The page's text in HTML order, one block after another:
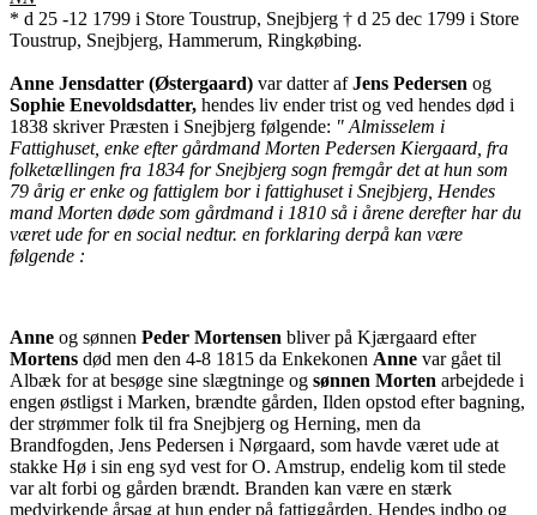
* d 25 -12 1799 i Store Toustrup, Snejbjerg † d 25 dec 1799 i Store
Toustrup, Snejbjerg, Hammerum, Ringkøbing.
Anne Jensdatter (Østergaard) var datter afJens Pedersen og
Sophie Enevoldsdatter, hendes liv ender trist og ved hendes død i
1838 skriver Præsten i Snejbjerg følgende: " Almisselem i
Fattighuset, enke efter gårdmand Morten Pedersen Kiergaard, fra
folketællingen fra 1834 for Snejbjerg sogn fremgår det at hun som
79 årig er enke og fattiglem bor i fattighuset i Snejbjerg, Hendes
mand Morten døde som gårdmand i 1810 så i årene derefter har du
været ude for en social nedtur. en forklaring derpå kan være
følgende :
Anne og sønnen Peder Mortensen bliver på Kjærgaard efter
Mortens død men den 4-8 1815 da Enkekonen Anne var gået til
Albæk for at besøge sine slægtninge og sønnen Morten arbejdede i
engen østligst i Marken, brændte gården, Ilden opstod efter bagning,
der strømmer folk til fra Snejbjerg og Herning, men da
Brandfogden, Jens Pedersen i Nørgaard, som havde været ude at
stakke Hø i sin eng syd vest for O. Amstrup, endelig kom til stede
var alt forbi og gården brændt. Branden kan være en stærk
medvirkende årsag at hun ender på fattiggården. Hendes indbo og